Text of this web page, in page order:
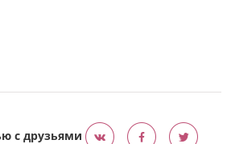
с друзьями